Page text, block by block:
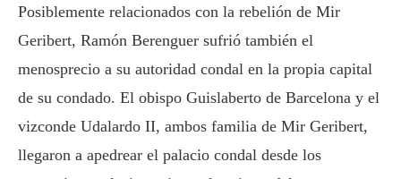
Posiblemente relacionados con la rebelión de Mir
Geribert, Ramón Berenguer sufrió también el
menosprecio a su autoridad condal en la propia capital
de su condado. El obispo Guislaberto de Barcelona y el
vizconde Udalardo II, ambos familia de Mir Geribert,
llegaron a apedrear el palacio condal desde los